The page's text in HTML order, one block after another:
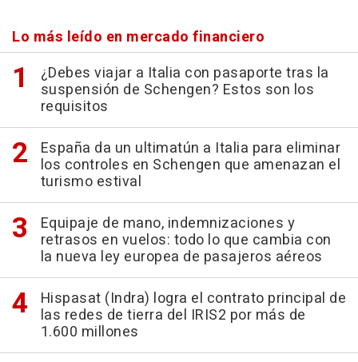
Lo más leído en mercado financiero
¿Debes viajar a Italia con pasaporte tras la
suspensión de Schengen? Estos son los
requisitos
España da un ultimatún a Italia para eliminar
los controles en Schengen que amenazan el
turismo estival
Equipaje de mano, indemnizaciones y
retrasos en vuelos: todo lo que cambia con
la nueva ley europea de pasajeros aéreos
Hispasat (Indra) logra el contrato principal de
las redes de tierra del IRIS2 por más de
1.600 millones